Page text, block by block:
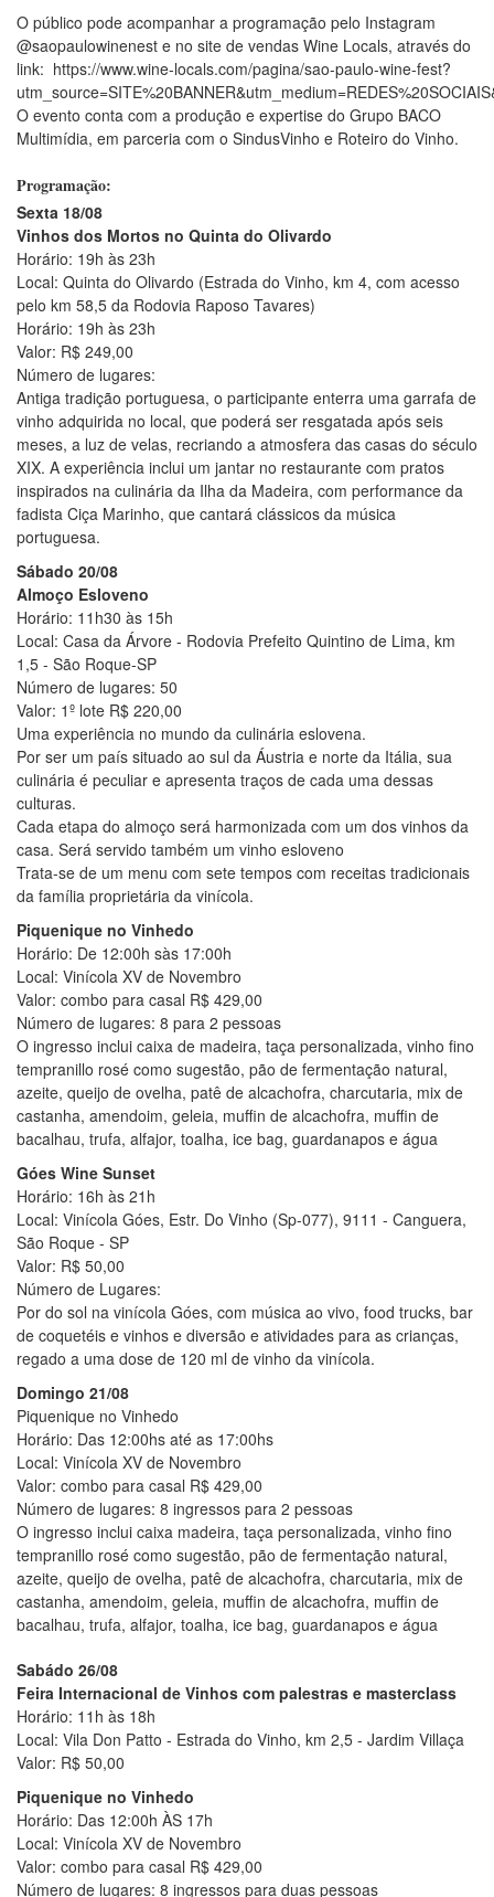
O público pode acompanhar a programação pelo Instagram
@saopaulowinenest e no site de vendas Wine Locals, através do
link: https://www.wine-locals.com/pagina/sao-paulo-wine-fest?
O evento conta com a produção e expertise do Grupo BACO
Multimídia, em parceria com o SindusVinho e Roteiro do Vinho.
Programação:
Sexta 18/08
Vinhos dos Mortos no Quinta do Olivardo
Horário: 19h às 23h
Local: Quinta do Olivardo (Estrada do Vinho, km 4, com acesso
pelo km 58,5 da Rodovia Raposo Tavares)
Horário: 19h às 23h
Valor: R$ 249,00
Número de lugares:
Antiga tradição portuguesa, o participante enterra uma garrafa de
vinho adquirida no local, que poderá ser resgatada após seis
meses, a luz de velas, recriando a atmosfera das casas do século
XIX. A experiência inclui um jantar no restaurante com pratos
inspirados na culinária da Ilha da Madeira, com performance da
fadista Ciça Marinho, que cantará clássicos da música
portuguesa.
Sábado 20/08
Almoço Esloveno
Horário: 11h30 às 15h
Local: Casa da Árvore - Rodovia Prefeito Quintino de Lima, km
1,5 - São Roque-SP
Número de lugares: 50
Valor: 1º lote R$ 220,00
Uma experiência no mundo da culinária eslovena.
Por ser um país situado ao sul da Áustria e norte da Itália, sua
culinária é peculiar e apresenta traços de cada uma dessas
culturas.
Cada etapa do almoço será harmonizada com um dos vinhos da
casa. Será servido também um vinho esloveno
Trata-se de um menu com sete tempos com receitas tradicionais
da família proprietária da vinícola.
Piquenique no Vinhedo
Horário: De 12:00h sàs 17:00h
Local: Vinícola XV de Novembro
Valor: combo para casal R$ 429,00
Número de lugares: 8 para 2 pessoas
O ingresso inclui caixa de madeira, taça personalizada, vinho fino
tempranillo rosé como sugestão, pão de fermentação natural,
azeite, queijo de ovelha, patê de alcachofra, charcutaria, mix de
castanha, amendoim, geleia, muffin de alcachofra, muffin de
bacalhau, trufa, alfajor, toalha, ice bag, guardanapos e água
Góes Wine Sunset
Horário: 16h às 21h
Local: Vinícola Góes, Estr. Do Vinho (Sp-077), 9111 - Canguera,
São Roque - SP
Valor: R$ 50,00
Número de Lugares:
Por do sol na vinícola Góes, com música ao vivo, food trucks, bar
de coquetéis e vinhos e diversão e atividades para as crianças,
regado a uma dose de 120 ml de vinho da vinícola.
Domingo 21/08
Piquenique no Vinhedo
Horário: Das 12:00hs até as 17:00hs
Local: Vinícola XV de Novembro
Valor: combo para casal R$ 429,00
Número de lugares: 8 ingressos para 2 pessoas
O ingresso inclui caixa madeira, taça personalizada, vinho fino
tempranillo rosé como sugestão, pão de fermentação natural,
azeite, queijo de ovelha, patê de alcachofra, charcutaria, mix de
castanha, amendoim, geleia, muffin de alcachofra, muffin de
bacalhau, trufa, alfajor, toalha, ice bag, guardanapos e água
Sabádo 26/08
Feira Internacional de Vinhos com palestras e masterclass
Horário: 11h às 18h
Local: Vila Don Patto - Estrada do Vinho, km 2,5 - Jardim Villaça
Valor: R$ 50,00
Piquenique no Vinhedo
Horário: Das 12:00h ÀS 17h
Local: Vinícola XV de Novembro
Valor: combo para casal R$ 429,00
Número de lugares: 8 ingressos para duas pessoas